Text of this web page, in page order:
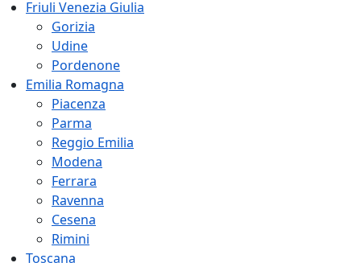
Friuli Venezia Giulia
Gorizia
Udine
Pordenone
Emilia Romagna
Piacenza
Parma
Reggio Emilia
Modena
Ferrara
Ravenna
Cesena
Rimini
Toscana